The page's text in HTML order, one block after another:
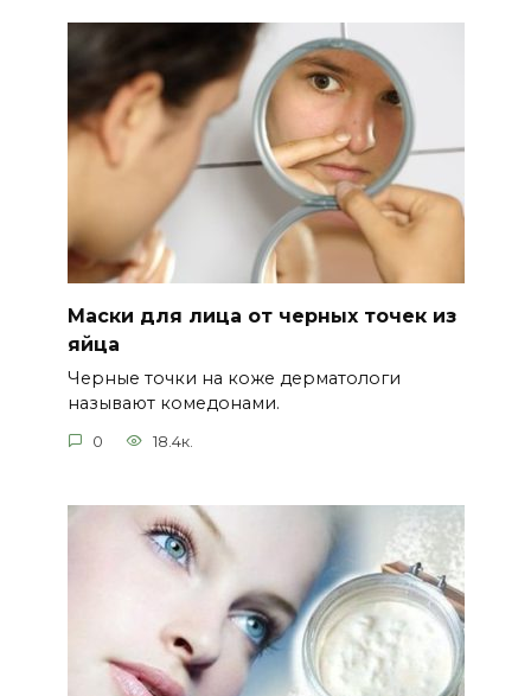
Маски для лица от черных точек из
яйца
Черные точки на коже дерматологи
называют комедонами.
0 18.4к.